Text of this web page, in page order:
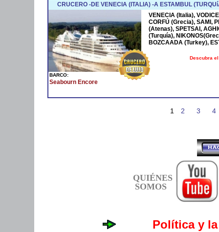
CRUCERO -DE VENECIA (ITALIA) -A ESTAMBUL
BARCO:
Seabourn Encore
VENECIA (Italia),
CORFÚ (Grecia), SAMI,
(Atenas), SPETSAI,
(Turquía),
BOZCAADA (Turkey),
Descubra
1 2 3 4
QUIÉNES
SOMOS
Política y